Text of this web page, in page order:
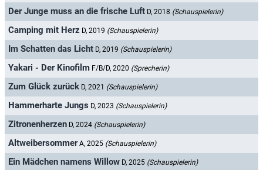
Der Junge muss an die frische Luft D, 2018 (Schauspielerin)
Camping mit Herz D, 2019 (Schauspielerin)
Im Schatten das Licht D, 2019 (Schauspielerin)
Yakari - Der Kinofilm F/B/D, 2020 (Sprecherin)
Zum Glück zurück D, 2021 (Schauspielerin)
Hammerharte Jungs D, 2023 (Schauspielerin)
Zitronenherzen D, 2024 (Schauspielerin)
Altweibersommer A, 2025 (Schauspielerin)
Ein Mädchen namens Willow D, 2025 (Schauspielerin)